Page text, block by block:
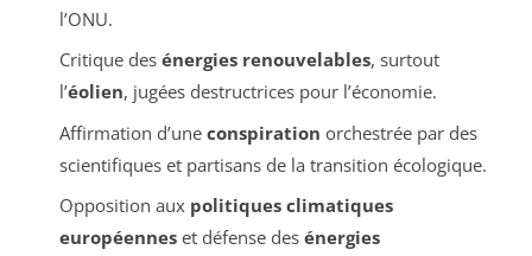
l’ONU.
Critique des énergies renouvelables, surtout
l’éolien, jugées destructrices pour l’économie.
Affirmation d’une conspiration orchestrée par des
scientifiques et partisans de la transition écologique.
Opposition aux politiques climatiques
européenneset défense des énergies